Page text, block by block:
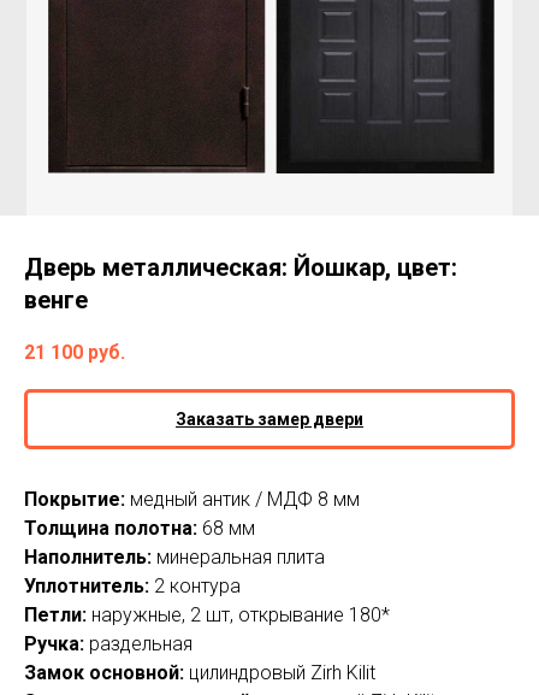
Дверь металлическая: Йошкар, цвет:
венге
21 100 руб.
Заказать замер двери
Покрытие: медный антик / МДФ 8 мм
Толщина полотна: 68 мм
Наполнитель: минеральная плита
Уплотнитель: 2 контура
Петли: наружные, 2 шт, открывание 180*
Ручка: раздельная
Замок основной: цилиндровый Zirh Kilit